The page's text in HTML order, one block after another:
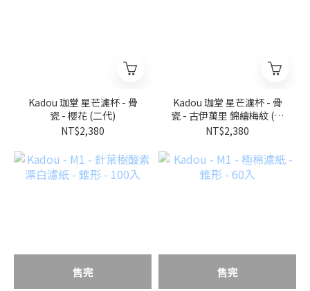
Kadou 珈堂 星芒濾杯 - 骨
瓷 - 櫻花 (二代)
NT$2,380
Kadou 珈堂 星芒濾杯 - 骨
瓷 - 古伊萬里 錦繪梅紋 (二
代)
NT$2,380
售完 售完